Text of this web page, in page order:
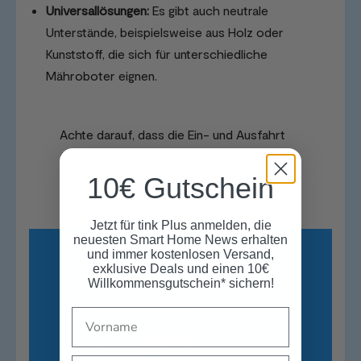
Universallösungen: Es gibt auch neutrale
Unterstände, beispielsweise aus Holz oder
Kunststoff, die sich für unterschiedliche
Mähroboter eignen.
Achte darauf, dass die Ein- und Ausfahrt
frei zugänglich bleibt und Dein Roboter
problemlos in die Garage gelangen kann.
5. Einfache
Installation
und gute
10€ Gutschein
Jetzt für tink Plus anmelden, die
neuesten Smart Home News erhalten
und immer kostenlosen Versand,
exklusive Deals und einen 10€
Willkommensgutschein* sichern!